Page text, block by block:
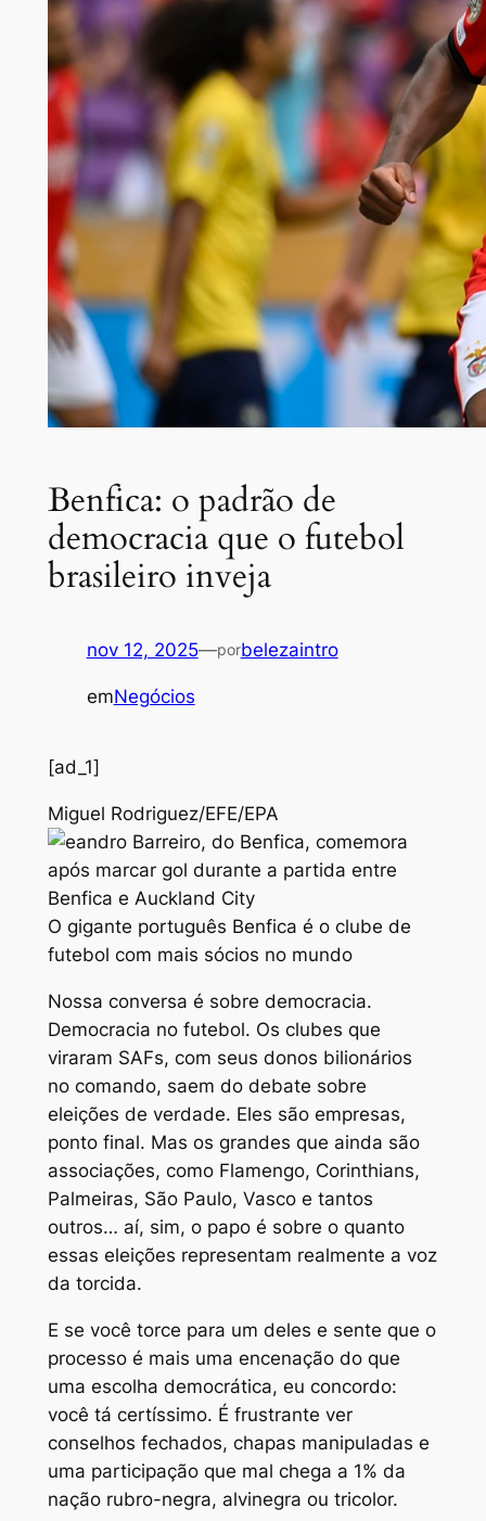
Benfica: o padrão de
democracia que o futebol
brasileiro inveja
nov 12, 2025—porbelezaintro
emNegócios
[ad_1]
Miguel Rodriguez/EFE/EPA
O gigante português Benfica é o clube de
futebol com mais sócios no mundo
Nossa conversa é sobre democracia.
Democracia no futebol. Os clubes que
viraram SAFs, com seus donos bilionários
no comando, saem do debate sobre
eleições de verdade. Eles são empresas,
ponto final. Mas os grandes que ainda são
associações, como Flamengo, Corinthians,
Palmeiras, São Paulo, Vasco e tantos
outros… aí, sim, o papo é sobre o quanto
essas eleições representam realmente a voz
da torcida.
E se você torce para um deles e sente que o
processo é mais uma encenação do que
uma escolha democrática, eu concordo:
você tá certíssimo. É frustrante ver
conselhos fechados, chapas manipuladas e
uma participação que mal chega a 1% da
nação rubro-negra, alvinegra ou tricolor.